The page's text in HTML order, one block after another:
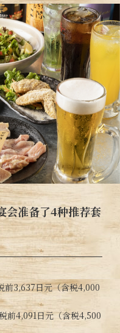
准备了4种推荐套
前3,637日元（含税4,000
前4,091日元（含税4,500